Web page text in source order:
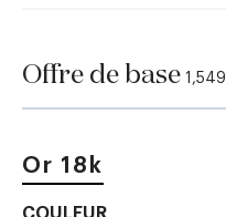
Offre de base 1,549
Or 18k